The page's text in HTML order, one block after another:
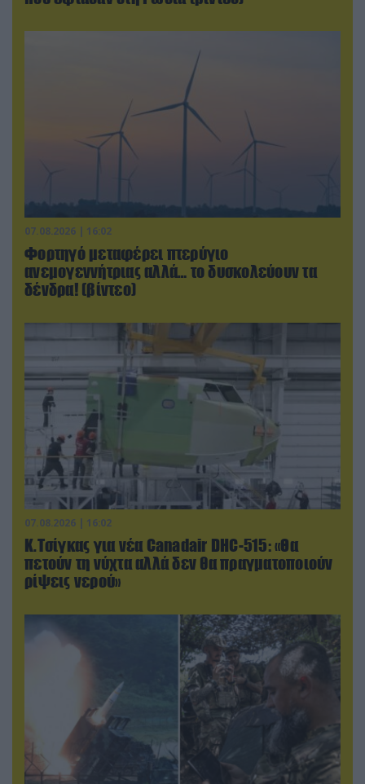
07.08.2026 | 16:02
Φορτηγό μεταφέρει πτερύγιο
ανεμογεννήτριας αλλά… το δυσκολεύουν τα
δένδρα! (βίντεο)
07.08.2026 | 16:02
Κ.Τσίγκας για νέα Canadair DHC-515: «Θα
πετούν τη νύχτα αλλά δεν θα πραγματοποιούν
ρίψεις νερού»